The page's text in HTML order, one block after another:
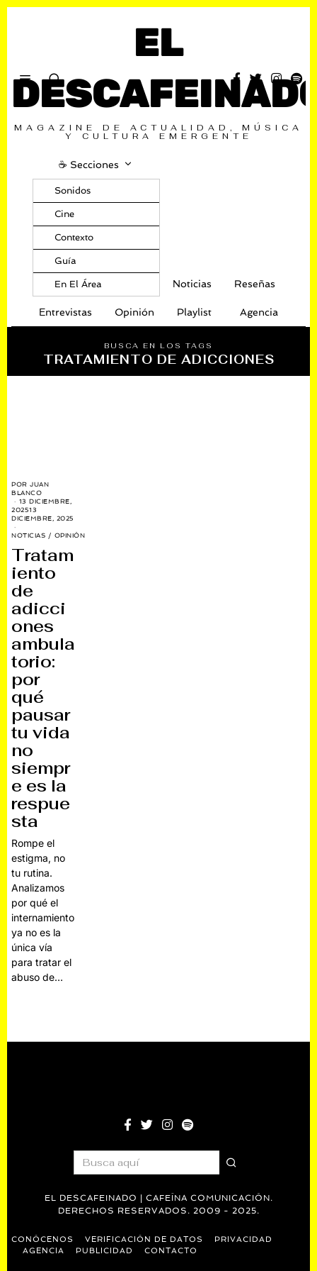
EL
MAGAZINE DE ACTUALIDAD, MÚSICA
Y CULTURA EMERGENTE
☕️ Secciones
Sonidos
Cine
Contexto
Guía
En El Área Noticias Reseñas
Entrevistas Opinión Playlist Agencia
BUSCA EN LOS TAGS
TRATAMIENTO DE ADICCIONES
PORJUAN
BLANCO
13 DICIEMBRE,
202513
DICIEMBRE, 2025
NOTICIAS / OPINIÓN
Tratam
iento
de
adicci
ones
ambula
torio:
por
qué
pausar
tu vida
no
siempr
e es la
respue
sta
Rompe el
estigma, no
tu rutina.
Analizamos
por qué el
internamiento
ya no es la
única vía
para tratar el
abuso de…
EL DESCAFEINADO | CAFEÍNA COMUNICACIÓN.
DERECHOS RESERVADOS. 2009 - 2025.
CONÓCENOS VERIFICACIÓN DE DATOS
PRIVACIDAD
AGENCIA
PUBLICIDAD CONTACTO